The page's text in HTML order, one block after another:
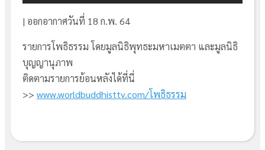
| ออกอากาศวันที่ 18 ก.พ. 64
รายการโพธิธรรม โดยมูลนิธิพุทธะมหาเมตตา และมูลนิธิ
บุญญานุภาพ
ติดตามรายการย้อนหลังได้ที่นี่
>> www.worldbuddhisttv.com/โพธิธรรม